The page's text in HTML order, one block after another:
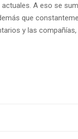
A eso se
que
y las